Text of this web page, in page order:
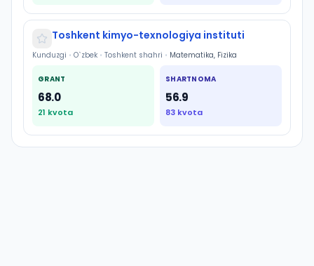
Toshkent kimyo-texnologiya instituti
Kunduzgi • O`zbek • Toshkent shahri • Matematika, Fizika
GRANT
68.0
21 kvota
SHARTNOMA
56.9
83 kvota